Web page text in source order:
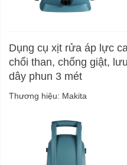
Dụng cụ xịt rửa áp lực
chổi than, chống giật,
dây phun 3 mét
Thương hiệu: Makita